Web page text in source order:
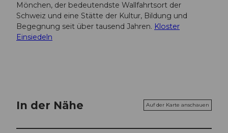
Mönchen, der bedeutendste Wallfahrtsort der
Schweiz und eine Stätte der Kultur, Bildung und
Begegnung seit über tausend Jahren. Kloster
Einsiedeln
In der Nähe Auf der Karte anschauen